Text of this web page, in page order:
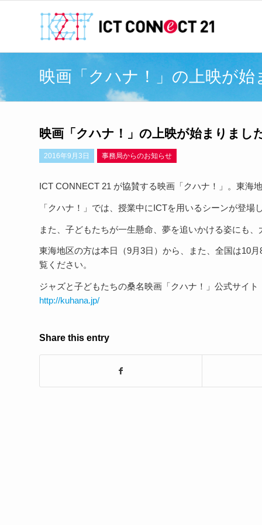
映画「クハナ！」の上映が始
映画「クハナ！」の上映が始まりました
2016年9月3日 事務局からのお知らせ
ICT CONNECT 21 が協賛する映画「クハナ！」。東海
「クハナ！」では、授業中にICTを用いるシーンが登場
また、子どもたちが一生懸命、夢を追いかける姿にも、
東海地区の方は本日（9月3日）から、また、全国は10
覧ください。
ジャズと子どもたちの桑名映画「クハナ！」公式サイト
http://kuhana.jp/
Share this entry